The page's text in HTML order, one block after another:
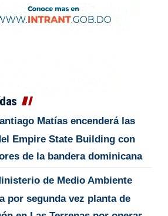
Matías encenderá las
Empire State Building con
de la bandera dominicana
de Medio Ambiente
por segunda vez planta de